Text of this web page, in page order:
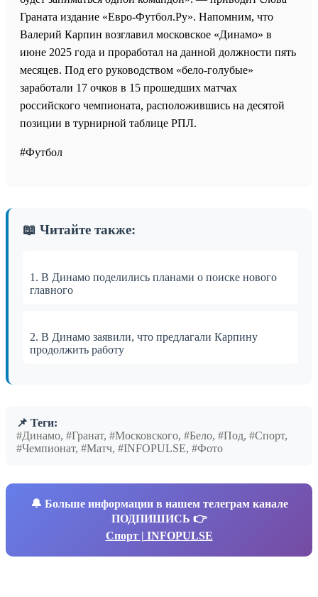
Граната издание «Евро-Футбол.Ру». Напомним, что
Валерий Карпин возглавил московское «Динамо» в
июне 2025 года и проработал на данной должности пять
месяцев. Под его руководством «бело-голубые»
заработали 17 очков в 15 прошедших матчах
российского чемпионата, расположившись на десятой
позиции в турнирной таблице РПЛ.
#Футбол
📖 Читайте также:
1. В Динамо поделились планами о поиске нового
главного
2. В Динамо заявили, что предлагали Карпину
продолжить работу
📌 Теги:
#Динамо, #Гранат, #Московского, #Бело, #Под, #Спорт,
#Чемпионат, #Матч, #INFOPULSE, #Фото
🔔 Больше информации в нашем телеграм канале
ПОДПИШИСЬ 👉
Спорт | INFOPULSE